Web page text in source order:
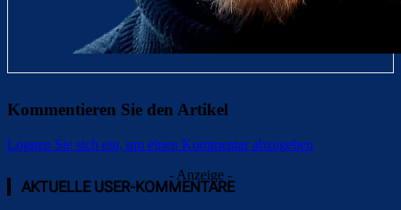
Kommentieren Sie den Artikel
Loggen Sie sich ein, um einen Kommentar abzugeben
- Anzeige -
AKTUELLE USER-KOMMENTARE